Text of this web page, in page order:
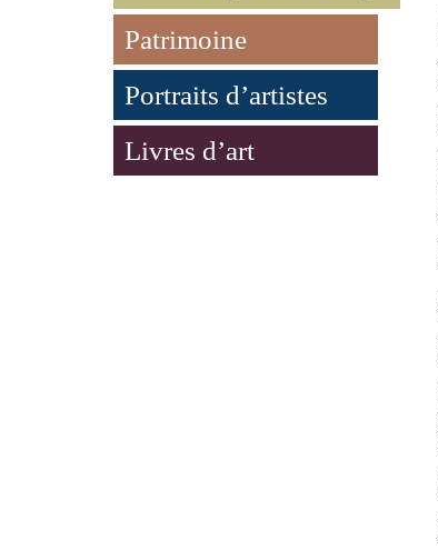
Patrimoine
Portraits d’artistes
Livres d’art